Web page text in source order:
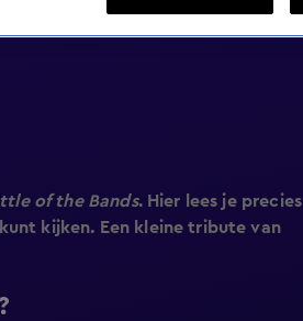
of the Bands. Hier lees je precies
kijken. Een kleine tribute van